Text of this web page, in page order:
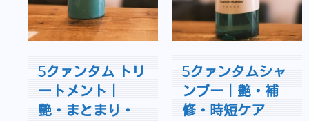
5クァンタム トリ
ートメント｜
艶・まとまり・
5クァンタムシャ
ンプー｜艶・補
修・時短ケア